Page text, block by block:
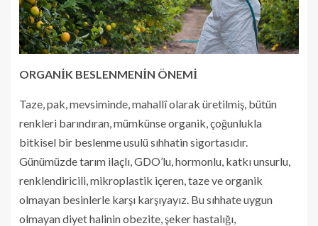
ORGANİK BESLENMENİN ÖNEMİ
Taze, pak, mevsiminde, mahallî olarak üretilmiş, bütün
renkleri barındıran, mümkünse organik, çoğunlukla
bitkisel bir beslenme usulü sıhhatin sigortasıdır.
Günümüzde tarım ilaçlı, GDO’lu, hormonlu, katkı unsurlu,
renklendiricili, mikroplastik içeren, taze ve organik
olmayan besinlerle karşı karşıyayız. Bu sıhhate uygun
olmayan diyet halinin obezite, şeker hastalığı,